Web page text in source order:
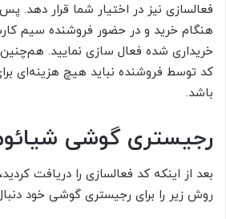
فعالسازی نیز در اختیار شما قرار دهد.
هنگام خرید و در حضور فروشنده سیم
خریداری شده فعال سازی نمایید.
کد توسط فروشنده نباید هیچ هزینه‌ای
باشد.
رجیستری گوشی
بعد از اینکه کد فعالسازی را دریافت
روش زیر را برای رجیستری گوشی خود